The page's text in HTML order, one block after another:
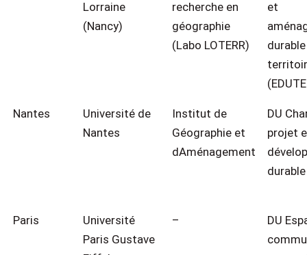
Lorraine
(Nancy)
recherche en
géographie
(Labo LOTERR)
et
Nantes
Université de
Nantes
Institut de
Géographie et
dAménagement
DU
projet
durable
Paris
Université
Paris Gustave
–
DU